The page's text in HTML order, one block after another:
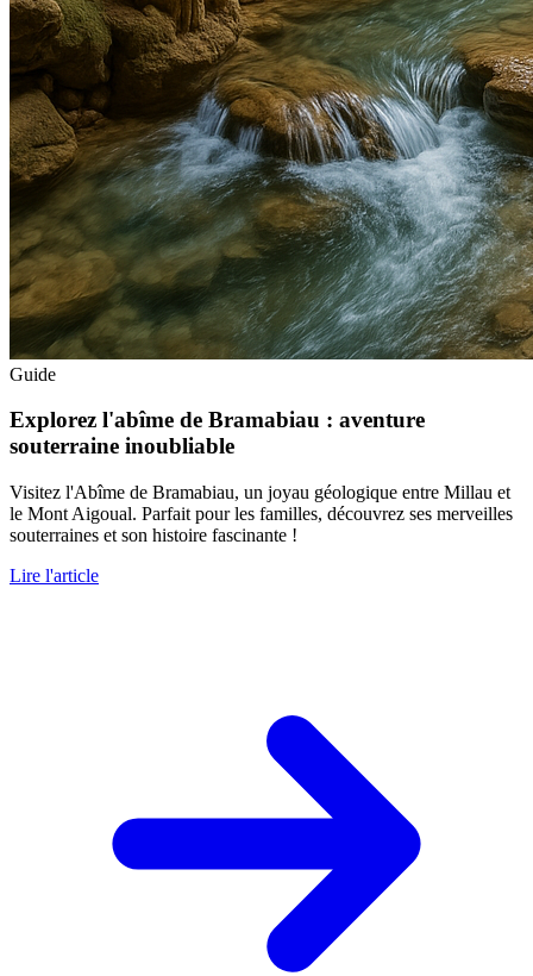
Guide
Explorez l'abîme de Bramabiau : aventure
souterraine inoubliable
Visitez l'Abîme de Bramabiau, un joyau géologique entre Millau et
le Mont Aigoual. Parfait pour les familles, découvrez ses merveilles
souterraines et son histoire fascinante !
Lire l'article